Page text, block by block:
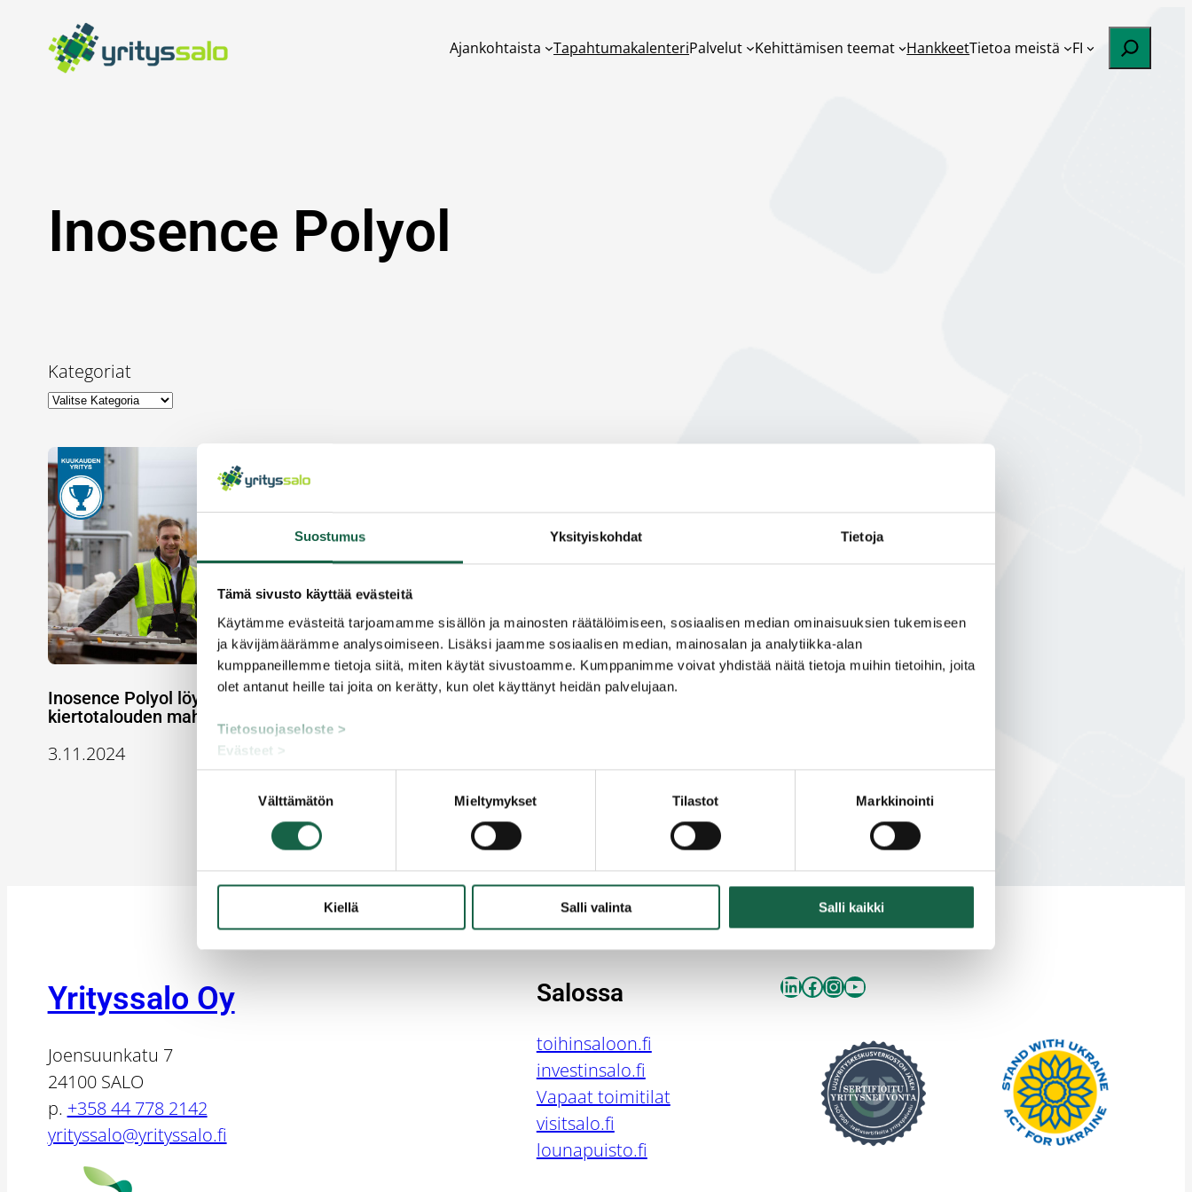
Suostumus Yksityiskohdat Tietoja
Tämä sivusto käyttää evästeitä
Käytämme evästeitä tarjoamamme sisällön ja mainosten räätälöimiseen, sosiaalisen median ominaisuuksien tukemiseen
ja kävijämäärämme analysoimiseen. Lisäksi jaamme sosiaalisen median, mainosalan ja analytiikka-alan
kumppaneillemme tietoja siitä, miten käytät sivustoamme. Kumppanimme voivat yhdistää näitä tietoja muihin tietoihin, joita
olet antanut heille tai joita on kerätty, kun olet käyttänyt heidän palvelujaan.
Tietosuojaseloste >
Evästeet >
Välttämätön Mieltymykset Tilastot Markkinointi
Kiellä Salli valinta Salli kaikki
sisältöön
Ajankohtaista TapahtumakalenteriPalvelut Kehittämisen teemat HankkeetTietoa meistä FI Etsi
Inosence Polyol
Kategoriat
Inosence Polyol löytää muovista uusia
kiertotalouden mahdollisuuksia
3.11.2024
Yrityssalo Oy
Joensuunkatu 7
24100 SALO
p. +358 44 778 2142
yrityssalo@yrityssalo.fi
Salossa
toihinsaloon.fi
investinsalo.fi
Vapaat toimitilat
visitsalo.fi
lounapuisto.fi
LinkedIn
Facebook
Instagram
YouTube